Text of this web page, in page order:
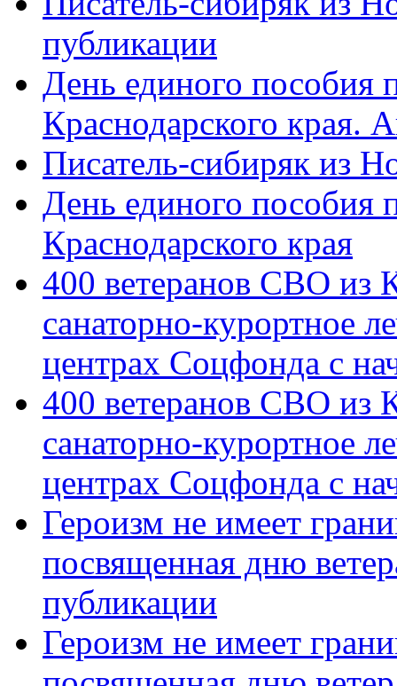
публикации
День единого пособия
Краснодарского края.
Писатель-сибиряк из
День единого пособия
Краснодарского края
400 ветеранов СВО из
санаторно-курортное
центрах Соцфонда с
400 ветеранов СВО из
санаторно-курортное
центрах Соцфонда с
Героизм не имеет
посвященная дню
публикации
Героизм не имеет